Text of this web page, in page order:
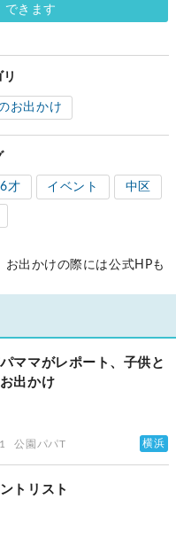
できます
お出かけ
才 イベント 中区
出かけの際には公式HPも
ママがレポート、子供と
出かけ
公園パパT 横浜
トリスト